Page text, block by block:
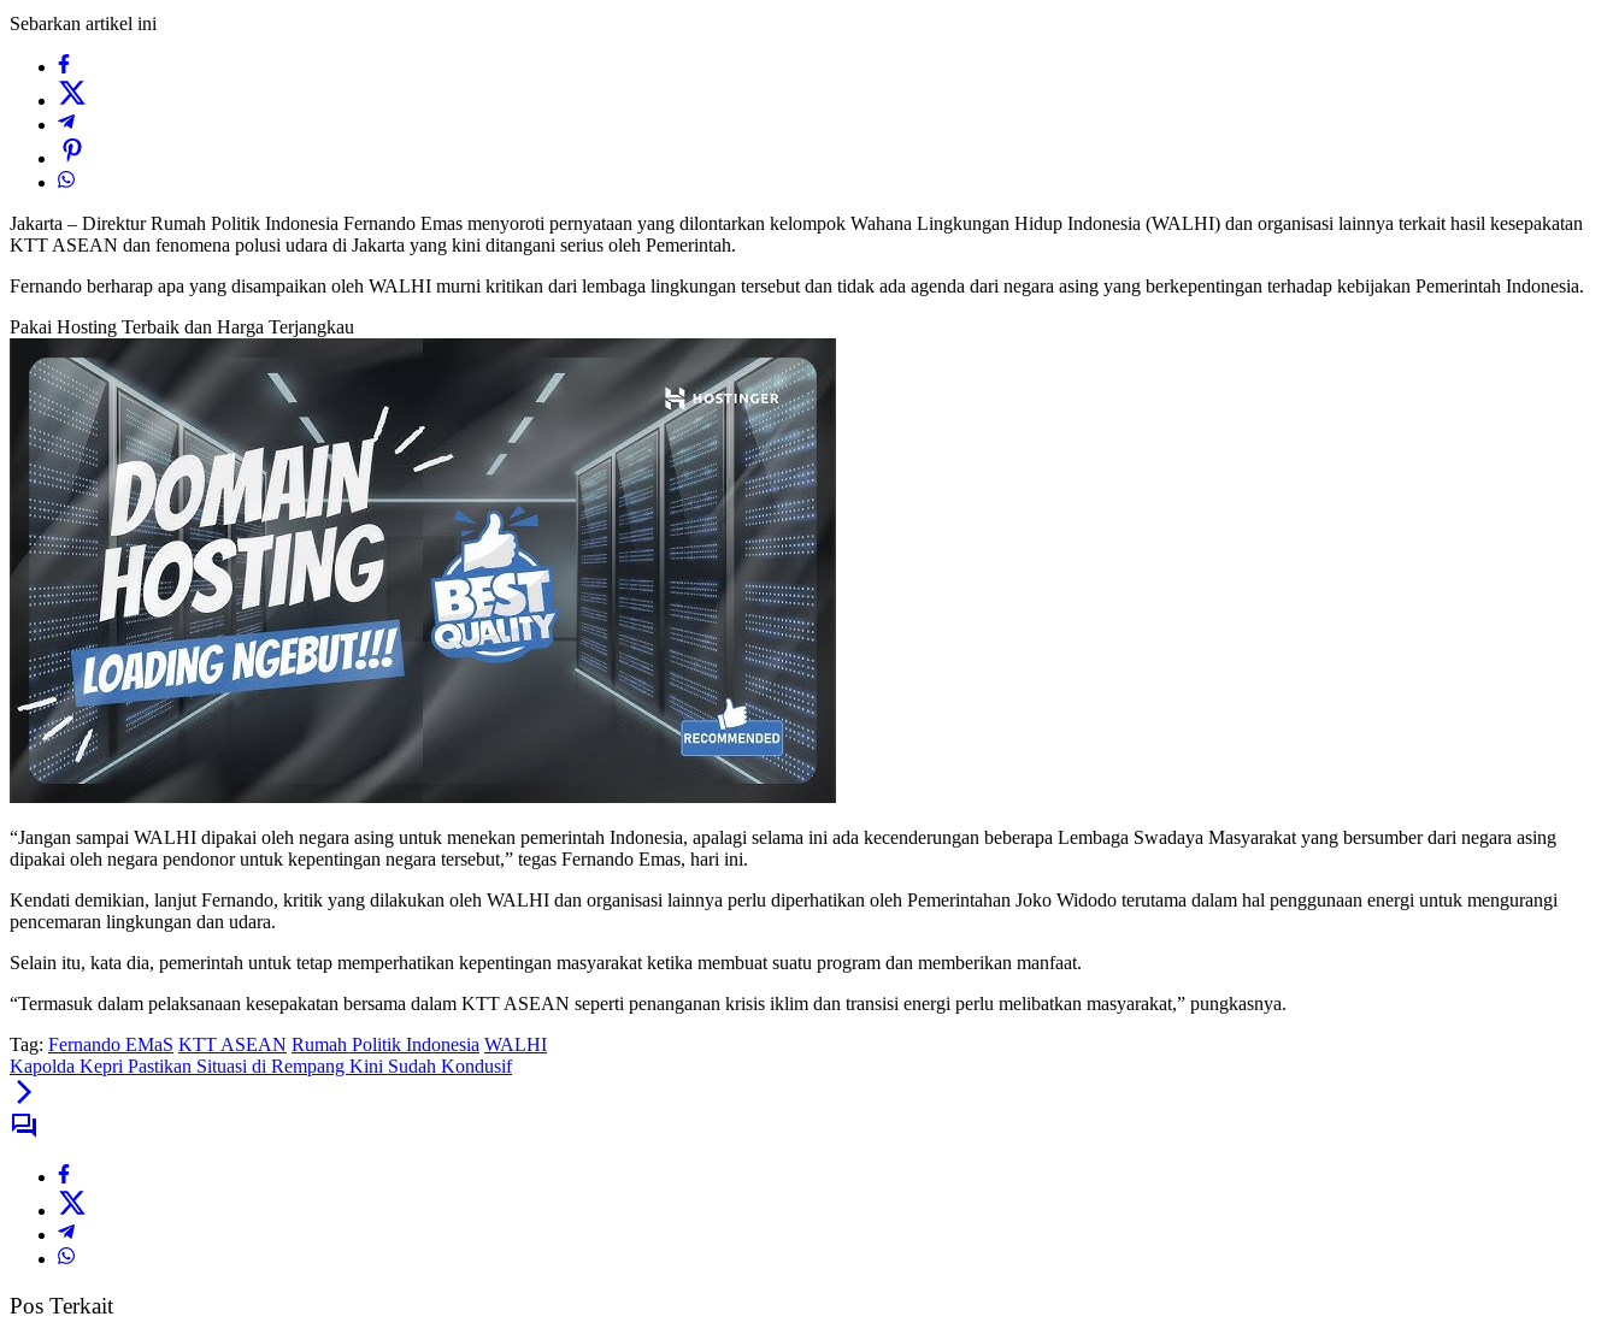
Sebarkan artikel ini
Jakarta – Direktur Rumah Politik Indonesia Fernando Emas menyoroti pernyataan yang dilontarkan kelompok Wahana Lingkungan Hidup Indonesia (WALHI) dan organisasi lainnya terkait hasil kesepakatan
KTT ASEAN dan fenomena polusi udara di Jakarta yang kini ditangani serius oleh Pemerintah.
Fernando berharap apa yang disampaikan oleh WALHI murni kritikan dari lembaga lingkungan tersebut dan tidak ada agenda dari negara asing yang berkepentingan terhadap kebijakan Pemerintah Indonesia.
Pakai Hosting Terbaik dan Harga Terjangkau
“Jangan sampai WALHI dipakai oleh negara asing untuk menekan pemerintah Indonesia, apalagi selama ini ada kecenderungan beberapa Lembaga Swadaya Masyarakat yang bersumber dari negara asing
dipakai oleh negara pendonor untuk kepentingan negara tersebut,” tegas Fernando Emas, hari ini.
Kendati demikian, lanjut Fernando, kritik yang dilakukan oleh WALHI dan organisasi lainnya perlu diperhatikan oleh Pemerintahan Joko Widodo terutama dalam hal penggunaan energi untuk mengurangi
pencemaran lingkungan dan udara.
Selain itu, kata dia, pemerintah untuk tetap memperhatikan kepentingan masyarakat ketika membuat suatu program dan memberikan manfaat.
“Termasuk dalam pelaksanaan kesepakatan bersama dalam KTT ASEAN seperti penanganan krisis iklim dan transisi energi perlu melibatkan masyarakat,” pungkasnya.
Tag: Fernando EMaS KTT ASEAN Rumah Politik Indonesia WALHI
Kapolda Kepri Pastikan Situasi di Rempang Kini Sudah Kondusif
Pos Terkait